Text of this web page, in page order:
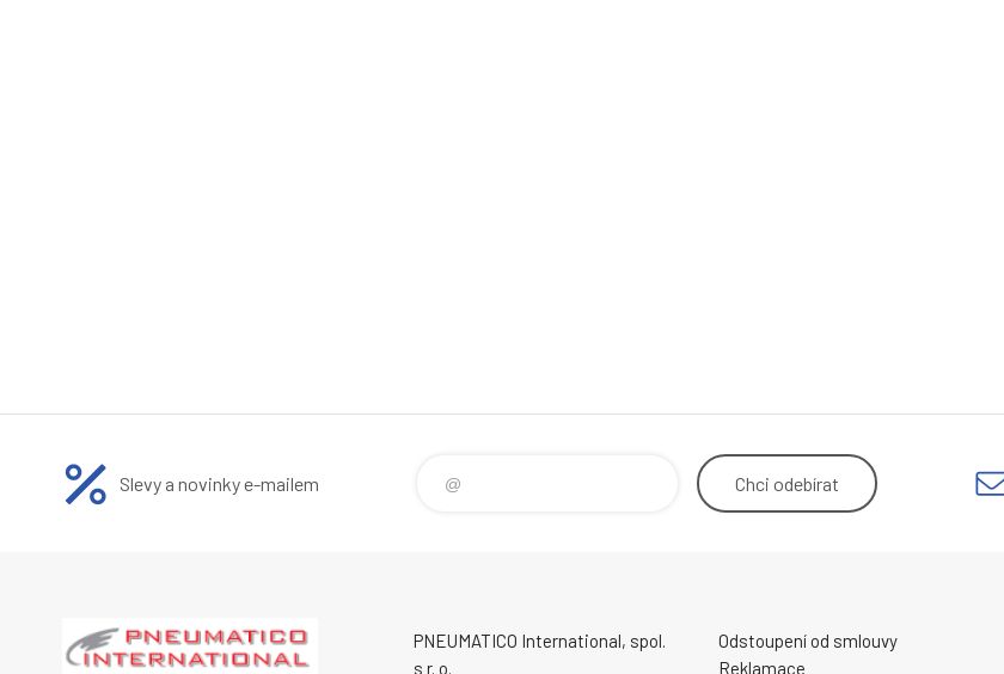
Slevy a novinky e-mailem Chci odebírat
PNEUMATICO International, spol.
s r. o.
Odstoupení od smlouvy
Reklamace